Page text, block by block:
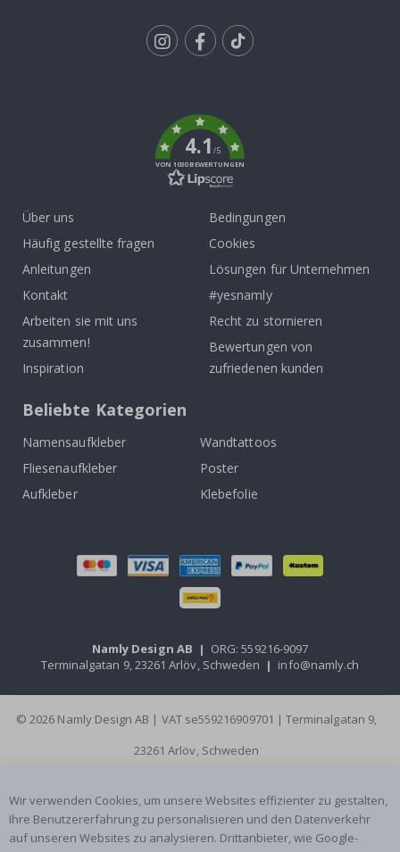
4.1/5
VON 1030 BEWERTUNGEN
Über uns
Häufig gestellte fragen
Anleitungen
Kontakt
Arbeiten sie mit uns
zusammen!
Inspiration
Bedingungen
Cookies
Lösungen für Unternehmen
#yesnamly
Recht zu stornieren
Bewertungen von
zufriedenen kunden
Beliebte Kategorien
Namensaufkleber
Wandtattoos
Fliesenaufkleber
Poster
Aufkleber
Klebefolie
Namly Design AB | ORG: 559216-9097
Terminalgatan 9, 23261 Arlöv, Schweden | info@namly.ch
© 2026 Namly Design AB | VAT se559216909701 | Terminalgatan 9,
23261 Arlöv, Schweden
Wir verwenden Cookies, um unsere Websites effizienter zu gestalten,
Ihre Benutzererfahrung zu personalisieren und den Datenverkehr
auf unseren Websites zu analysieren. Drittanbieter, wie Google-